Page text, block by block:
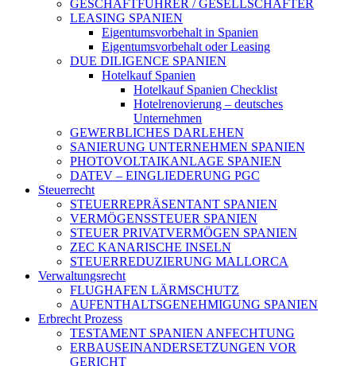
GESCHÄFTFÜHRER / GESELLSCHAFTER
LEASING SPANIEN
Eigentumsvorbehalt in Spanien
Eigentumsvorbehalt oder Leasing
DUE DILIGENCE SPANIEN
Hotelkauf Spanien
Hotelkauf Spanien Checklist
Hotelrenovierung – deutsches
Unternehmen
GEWERBLICHES DARLEHEN
SANIERUNG UNTERNEHMEN SPANIEN
PHOTOVOLTAIKANLAGE SPANIEN
DATEV – EINGLIEDERUNG PGC
Steuerrecht
STEUERREPRÄSENTANT SPANIEN
VERMÖGENSSTEUER SPANIEN
STEUER PRIVATVERMÖGEN SPANIEN
ZEC KANARISCHE INSELN
STEUERREDUZIERUNG MALLORCA
Verwaltungsrecht
FLUGHAFEN LÄRMSCHUTZ
AUFENTHALTSGENEHMIGUNG SPANIEN
Erbrecht Prozess
TESTAMENT SPANIEN ANFECHTUNG
ERBAUSEINANDERSETZUNGEN VOR
GERICHT